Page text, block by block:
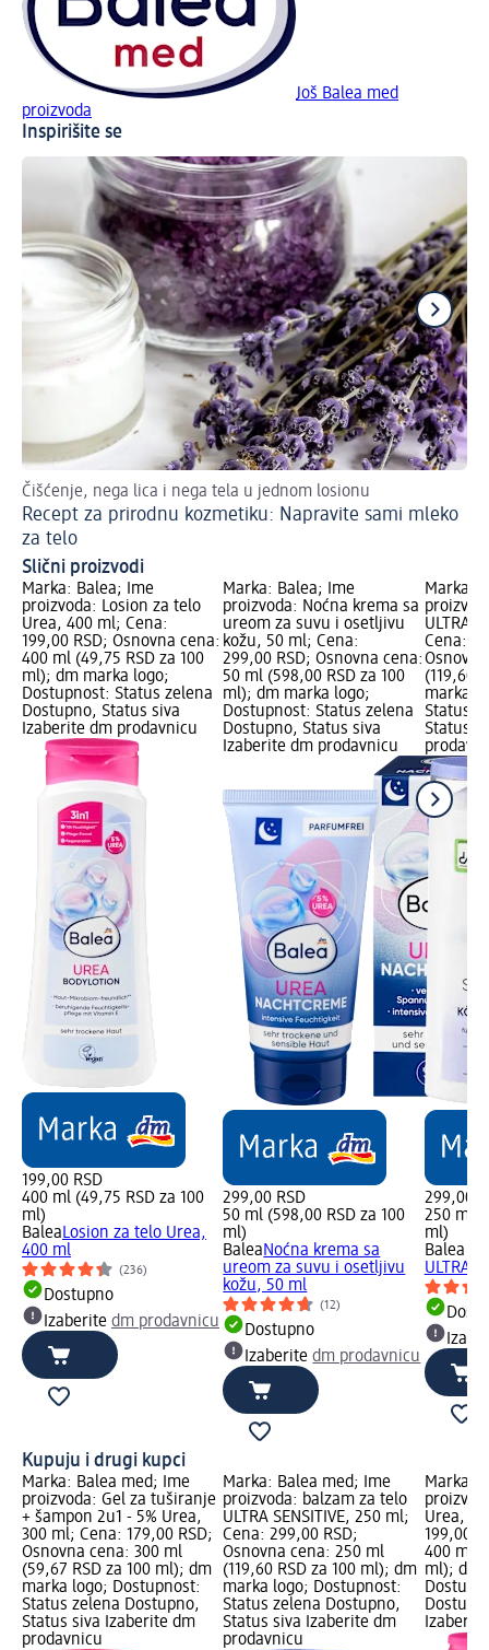
Još Balea med
proizvoda
Inspirišite se
Čišćenje, nega lica i nega tela u jednom losionu
Recept za prirodnu kozmetiku: Napravite sami mleko
za telo
Slični proizvodi
Marka: Balea; Ime
proizvoda: Losion za telo
Urea, 400 ml; Cena:
199,00 RSD; Osnovna cena:
400 ml (49,75 RSD za 100
ml); dm marka logo;
Dostupnost: Status zelena
Dostupno, Status siva
Izaberite dm prodavnicu
199,00 RSD
400 ml (49,75 RSD za 100
ml)
BaleaLosion za telo Urea,
400 ml
(236)
Dostupno
Izaberite dm prodavnicu
Marka: Balea; Ime
proizvoda: Noćna krema sa
ureom za suvu i osetljivu
kožu, 50 ml; Cena:
299,00 RSD; Osnovna cena:
50 ml (598,00 RSD za 100
ml); dm marka logo;
Dostupnost: Status zelena
Dostupno, Status siva
Izaberite dm prodavnicu
299,00 RSD
50 ml (598,00 RSD za 100
ml)
BaleaNoćna krema sa
ureom za suvu i osetljivu
kožu, 50 ml
(12)
Dostupno
Izaberitedm prodavnicu
Marka:
ULTRA
Cena:
(119,60
marka
Status
Status
299,00
250 ml
ml)
Balea
ULTRA
Kupuju i drugi kupci
Marka: Balea med; Ime
proizvoda: Gel za tuširanje
+ šampon 2u1 - 5% Urea,
300 ml; Cena: 179,00 RSD;
Osnovna cena: 300 ml
(59,67 RSD za 100 ml); dm
marka logo; Dostupnost:
Status zelena Dostupno,
Status siva Izaberite dm
prodavnicu
Marka: Balea med; Ime
proizvoda: balzam za telo
ULTRA SENSITIVE, 250 ml;
Cena: 299,00 RSD;
Osnovna cena: 250 ml
(119,60 RSD za 100 ml); dm
marka logo; Dostupnost:
Status zelena Dostupno,
Status siva Izaberite dm
prodavnicu
Marka:
Urea,
199,00
400 ml
ml); dm